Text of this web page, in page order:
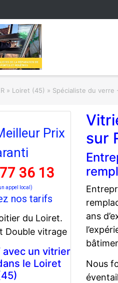
» Loiret (45) » Spécialiste du verre
Prix
36 13
appel local)
nos tarifs
du Loiret.
Double vitrage
avec un vitrier
le Loiret
sur
ans
Nous